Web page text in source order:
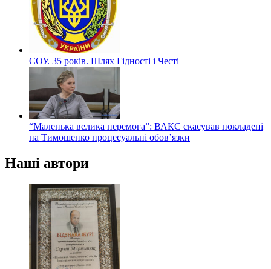
СОУ. 35 років. Шлях Гідності і Честі
“Маленька велика перемога”: ВАКС скасував покладені
на Тимошенко процесуальні обов’язки
Наші автори